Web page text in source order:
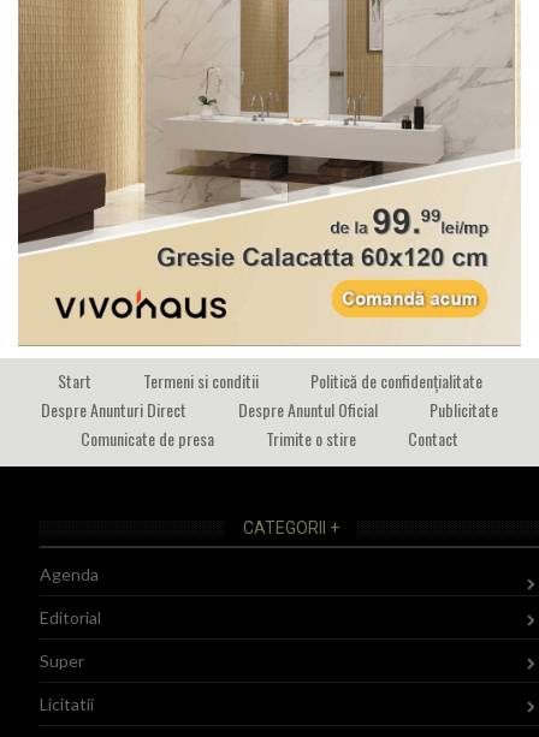
Start Termeni si conditii
Politică de confidențialitate
Despre Anunturi Direct
Despre Anuntul Oficial
Publicitate
Comunicate de presa
Trimite o stire Contact
CATEGORII +
Agenda
Editorial
Super
Licitatii